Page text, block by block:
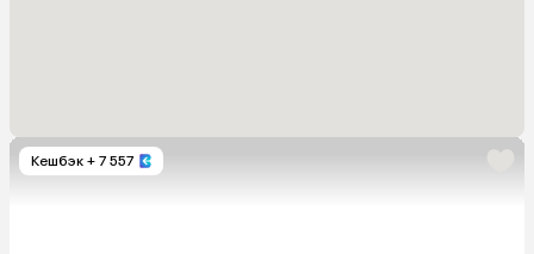
Кешбэк + 7 557